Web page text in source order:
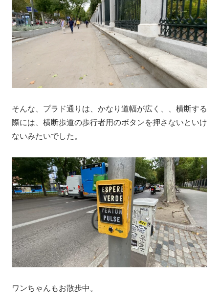
そんな、プラド通りは、かなり道幅が広く、、横断する
際には、横断歩道の歩行者用のボタンを押さないといけ
ないみたいでした。
ワンちゃんもお散歩中。